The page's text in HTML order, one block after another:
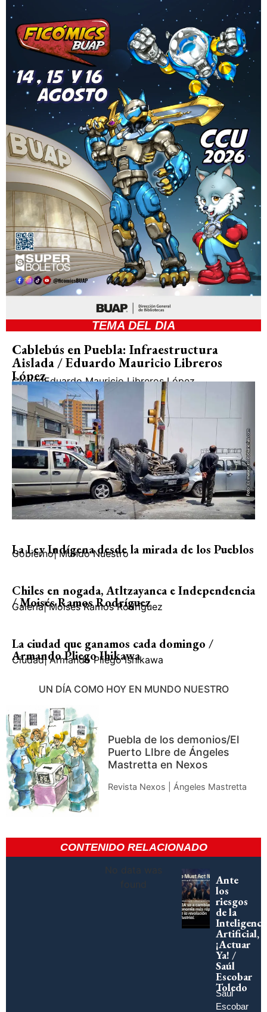
TEMA DEL DIA
Cablebús en Puebla: Infraestructura
Aislada / Eduardo Mauricio Libreros
López
CiudadEduardo Mauricio Libreros López
La Ley Indígena desde la mirada de los Pueblos
Gobierno| Mundo Nuestro
Chiles en nogada, Atltzayanca e Independencia
/ Moisés Ramos Rodríguez
Galería| Moisés Ramos Rodríguez
La ciudad que ganamos cada domingo /
Armando Pliego Ihikawa
Ciudad| Armando Pliego Ishikawa
UN DÍA COMO HOY EN MUNDO NUESTRO
Puebla de los demonios/El
Puerto LIbre de Ángeles
Mastretta en Nexos
Revista Nexos | Ángeles Mastretta
CONTENIDO RELACIONADO
No data was
found
Ante
los
riesgos
de la
Artificial,
¡Actuar
Ya! /
Saúl
Escobar
Toledo
Saúl
Escobar